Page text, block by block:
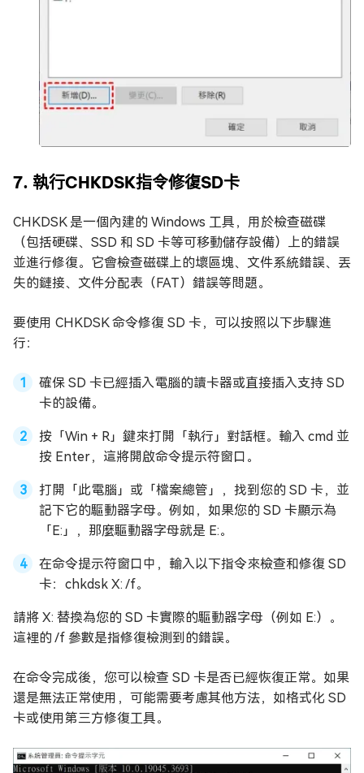
7. 執行CHKDSK指令修復SD卡
CHKDSK 是一個內建的 Windows 工具，用於檢查磁碟
（包括硬碟、SSD 和 SD 卡等可移動儲存設備）上的錯誤
並進行修復。它會檢查磁碟上的壞區塊、文件系統錯誤、丟
失的鏈接、文件分配表（FAT）錯誤等問題。
要使用 CHKDSK 命令修復 SD 卡，可以按照以下步驟進
行：
確保 SD 卡已經插入電腦的讀卡器或直接插入支持 SD
卡的設備。
按「Win + R」鍵來打開「執行」對話框。輸入 cmd 並
按 Enter，這將開啟命令提示符窗口。
打開「此電腦」或「檔案總管」，找到您的 SD 卡，並
記下它的驅動器字母。例如，如果您的 SD 卡顯示為
「E:」，那麼驅動器字母就是 E:。
在命令提示符窗口中，輸入以下指令來檢查和修復 SD
卡：chkdsk X: /f。
請將 X: 替換為您的 SD 卡實際的驅動器字母（例如 E:）。
這裡的 /f 參數是指修復檢測到的錯誤。
在命令完成後，您可以檢查 SD 卡是否已經恢復正常。如果
還是無法正常使用，可能需要考慮其他方法，如格式化 SD
卡或使用第三方修復工具。